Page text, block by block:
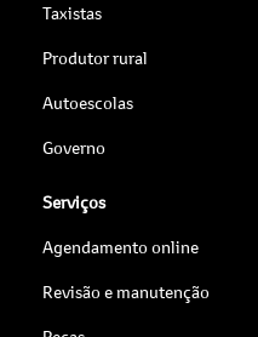
Taxistas
Produtor rural
Autoescolas
Governo
Serviços
Agendamento online
Revisão e manutenção